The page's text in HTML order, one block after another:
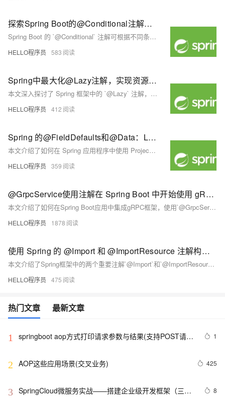
探索Spring Boot的@Conditional注解的上下文配置
Spring Boot 的 `@Conditional` 注解可根据不同条件动态控制 Bean 的加载，提升应用的灵活性与可配置性。本文深入解析其用法与优势，并结合实例展示如何通过自定义条件类实现环境适配的智能配置。
HELLO程序员 583
Spring中最大化@Lazy注解，实现资源高效利用
本文深入探讨了 Spring 框架中的 `@Lazy` 注解，介绍了其在资源管理和性能优化中的作用。通过延迟初始化 Bean，`@Lazy` 可显著提升应用启动速度，合理利用系统资源，并增强对 Bean 生命周期的控制。文章还分析了 `@Lazy` 的工作机制、使用场景、最佳实践以及常见陷阱与解决方案，帮助开发者更高效地构建可扩展、高性能的 Spring 应用程序。
HELLO程序员 412
Spring 的@FieldDefaults和@Data：Lombok 注解以实现更简洁的代码
本文介绍了如何在 Spring 应用程序中使用 Project Lombok 的 `@Data` 和 `@FieldDefaults` 注解来减少样板代码，提升代码可读性和可维护性，并探讨了其适用场景与限制。
HELLO程序员 359
@GrpcService使用注解在 Spring Boot 中开始使用 gRPC
本文介绍了如何在Spring Boot应用中集成gRPC框架，使用`@GrpcService`注解实现高效、可扩展的服务间通信。内容涵盖gRPC与Protocol Buffers的原理、环境配置、服务定义与实现、测试方法等，帮助开发者快速构建高性能的微服务系统。
HELLO程序员 1878
使用 Spring 的 @Import 和 @ImportResource 注解构建模块化应用程序
本文介绍了Spring框架中的两个重要注解`@Import`和`@ImportResource`，它们在模块化开发中起着关键作用。文章详细分析了这两个注解的功能、使用场景及最佳实践，帮助开发者构建更清晰、可维护和可扩展的Java应用程序。
HELLO程序员 475
热门文章 最新文章
1
springboot aop方式打印请求参数与结果(支持POST请
1
2 AOP这些应用场景(交叉业务) 425
3 SpringCloud微服务实战——搭建企业级开发框架（三十
8